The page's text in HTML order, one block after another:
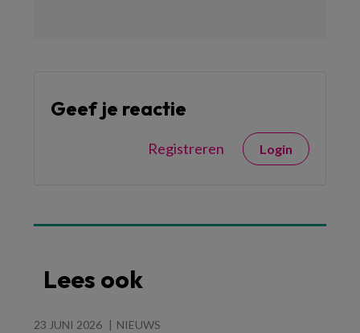
Geef je reactie
Registreren Login
Lees ook
23 JUNI 2026 NIEUWS